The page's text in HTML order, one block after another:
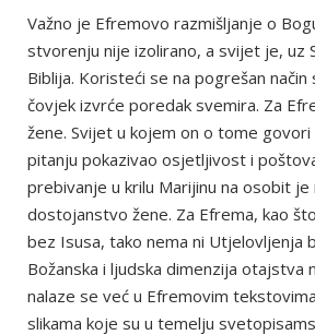
Važno je Efremovo razmišljanje o
stvorenju nije izolirano, a svijet je, uz
Biblija. Koristeći se na pogrešan
čovjek izvrće poredak svemira. Za
žene. Svijet u kojem on o tome
pitanju pokazivao osjetljivost i
prebivanje u krilu Marijinu na osobit je
dostojanstvo žene. Za Efrema, kao
bez Isusa, tako nema ni Utjelovljenja
Božanska i ljudska dimenzija otajstva
nalaze se već u Efremovim
slikama koje su u temelju